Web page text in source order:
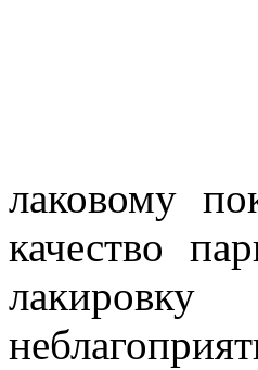
лаковому
качество